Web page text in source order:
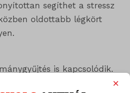
segíthet a stressz
oldottabb légkört
is kapcsolódik.
elhelyezett
×